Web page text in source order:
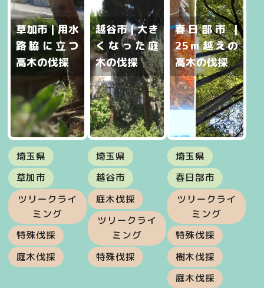
草加市 | 用水
路脇に立つ
高木の伐採
埼玉県
草加市
ツリークライ
ミング
特殊伐採
庭木伐採
越谷市 | 大き
くなった庭
木の伐採
埼玉県
越谷市
庭木伐採
ツリークライ
ミング
特殊伐採
春日部市 |
25ｍ越えの
高木の伐採
埼玉県
春日部市
ツリークライ
ミング
特殊伐採
樹木伐採
庭木伐採